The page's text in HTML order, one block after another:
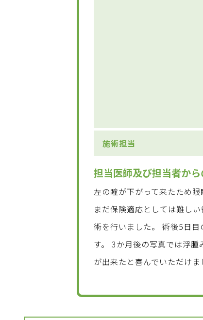
施術担当
担当医師及び担当者か
左の瞳が下がって来たため
まだ保険適応としては難し
術を行いました。 術後5日
す。 3か月後の写真では浮
が出来たと喜んでいただけま